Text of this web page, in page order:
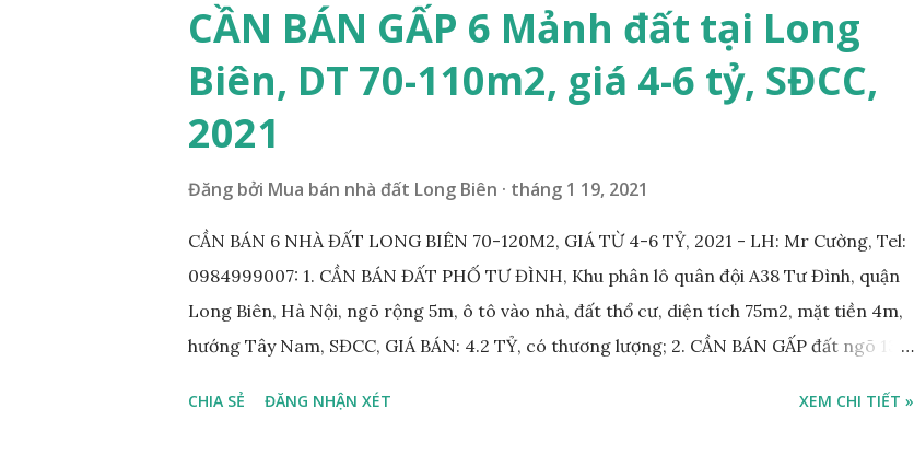
CẦN BÁN GẤP 6 Mảnh đất tại Long
Biên, DT 70-110m2, giá 4-6 tỷ, SĐCC,
2021
Đăng bởi Mua bán nhà đất Long Biên tháng 1 19, 2021
CẦN BÁN 6 NHÀ ĐẤT LONG BIÊN 70-120M2, GIÁ TỪ 4-6 TỶ, 2021 - LH: Mr Cường, Tel:
0984999007: 1. CẦN BÁN ĐẤT PHỐ TƯ ĐÌNH, Khu phân lô quân đội A38 Tư Đình, quận
Long Biên, Hà Nội, ngõ rộng 5m, ô tô vào nhà, đất thổ cư, diện tích 75m2, mặt tiền 4m,
hướng Tây Nam, SĐCC, GIÁ BÁN: 4.2 TỶ, có thương lượng; 2. CẦN BÁN GẤP đất ngõ 134
MT 4m, hướng Tây Nam, SĐCC, giá bán: 3.6 tỷ, có thương lượng; 3. CẦN BÁN GẤP đất
CHIA SẺ ĐĂNG NHẬN XÉT XEM CHI TIẾT »